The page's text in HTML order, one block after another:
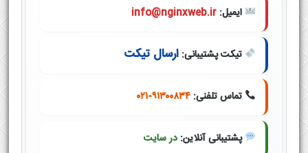
ایمیل: info@nginxweb.ir
تیکت پشتیبانی: ارسال تیکت
تماس تلفنی: ۰۲۱-۹۱۳۰۰۸۳۴
پشتیبانی آنلاین: در سایت